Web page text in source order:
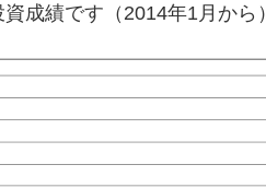
成績です（2014年1月から